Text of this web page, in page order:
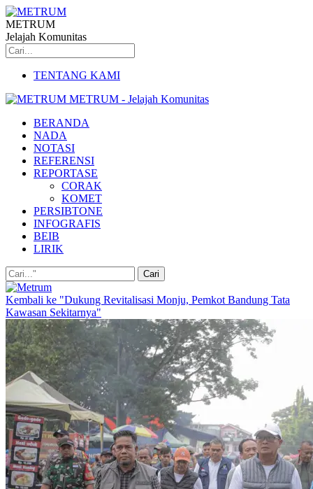
METRUM
Jelajah Komunitas
TENTANG KAMI
METRUM - Jelajah Komunitas
BERANDA
NADA
NOTASI
REFERENSI
REPORTASE
CORAK
KOMET
PERSIBTONE
INFOGRAFIS
BEIB
LIRIK
Kembali ke "Dukung Revitalisasi Monju, Pemkot Bandung Tata
Kawasan Sekitarnya"